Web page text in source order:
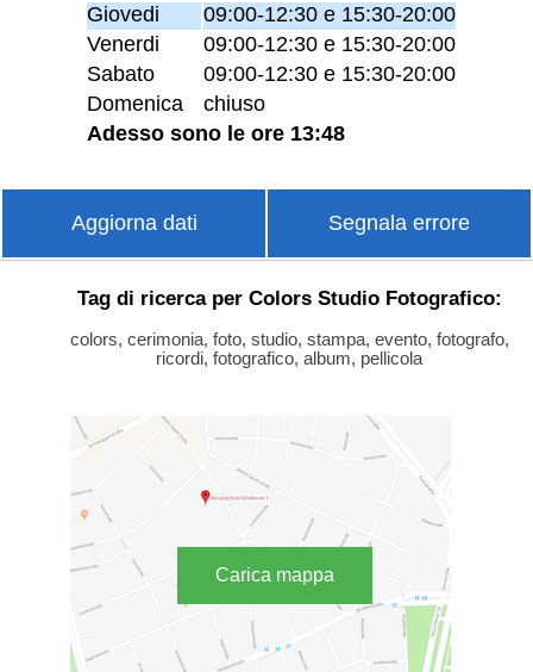
Giovedi
09:00-12:30 e 15:30-20:00
Venerdi
09:00-12:30 e 15:30-20:00
Sabato
09:00-12:30 e 15:30-20:00
Domenica
chiuso
Adesso sono le ore 13:48
Aggiorna dati Segnala errore
Tag di ricerca per Colors Studio Fotografico:
colors, cerimonia, foto, studio, stampa, evento, fotografo,
ricordi, fotografico, album, pellicola
Carica mappa